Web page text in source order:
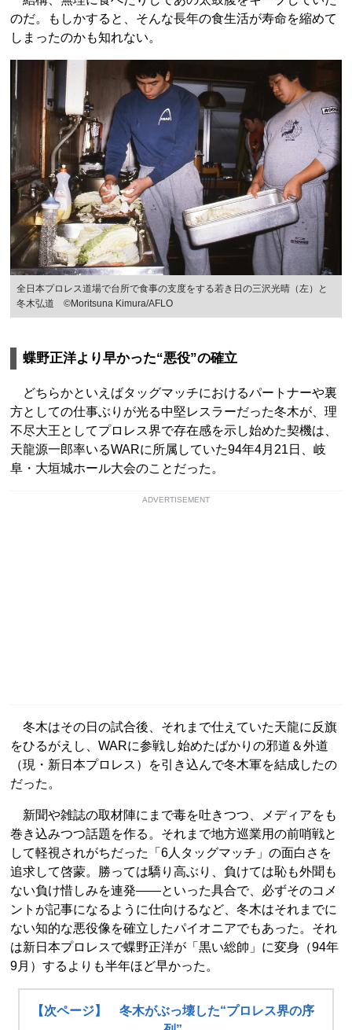
のだ。もしかすると、そんな長年の食生活が寿命を縮めて
しまったのかも知れない。
全日本プロレス道場で台所で食事の支度をする若き日の三沢光晴（左）と
冬木弘道 ©︎Moritsuna Kimura/AFLO
蝶野正洋より早かった“悪役”の確立
どちらかといえばタッグマッチにおけるパートナーや裏
方としての仕事ぶりが光る中堅レスラーだった冬木が、理
不尽大王としてプロレス界で存在感を示し始めた契機は、
天龍源一郎率いるWARに所属していた94年4月21日、岐
阜・大垣城ホール大会のことだった。
ADVERTISEMENT
冬木はその日の試合後、それまで仕えていた天龍に反旗
をひるがえし、WARに参戦し始めたばかりの邪道＆外道
（現・新日本プロレス）を引き込んで冬木軍を結成したの
だった。
新聞や雑誌の取材陣にまで毒を吐きつつ、メディアをも
巻き込みつつ話題を作る。それまで地方巡業用の前哨戦と
して軽視されがちだった「6人タッグマッチ」の面白さを
追求して啓蒙。勝っては驕り高ぶり、負けては恥も外聞も
ない負け惜しみを連発――といった具合で、必ずそのコメ
ントが記事になるように仕向けるなど、冬木はそれまでに
ない知的な悪役像を確立したパイオニアでもあった。それ
は新日本プロレスで蝶野正洋が「黒い総帥」に変身（94年
9月）するよりも半年ほど早かった。
【次ページ】 冬木がぶっ壊した“プロレス界の序